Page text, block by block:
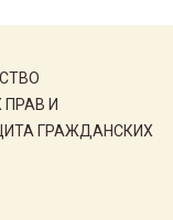
ПРАВ И
ГРАЖДАНСКИХ